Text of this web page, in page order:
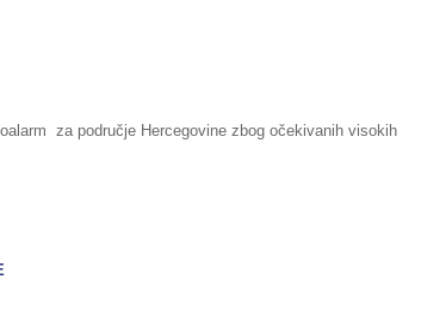
za područje Hercegovine zbog očekivanih visokih